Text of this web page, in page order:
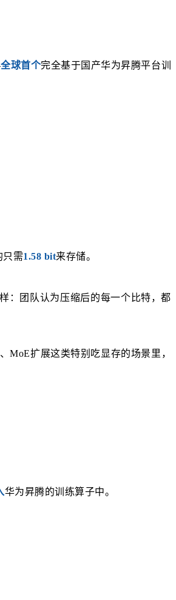
全球首个完全基于国产华为昇腾平台训
只需1.58 bit来存储。
：团队认为压缩后的每一个比特，都
MoE扩展这类特别吃显存的场景里，
华为昇腾的训练算子中。